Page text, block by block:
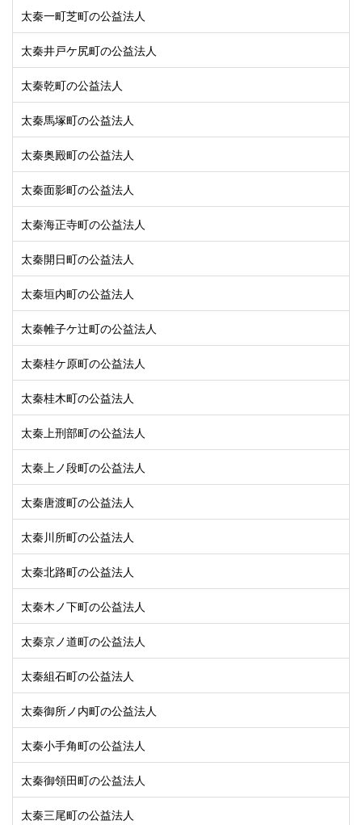
太秦一町芝町の公益法人
太秦井戸ケ尻町の公益法人
太秦乾町の公益法人
太秦馬塚町の公益法人
太秦奥殿町の公益法人
太秦面影町の公益法人
太秦海正寺町の公益法人
太秦開日町の公益法人
太秦垣内町の公益法人
太秦帷子ケ辻町の公益法人
太秦桂ケ原町の公益法人
太秦桂木町の公益法人
太秦上刑部町の公益法人
太秦上ノ段町の公益法人
太秦唐渡町の公益法人
太秦川所町の公益法人
太秦北路町の公益法人
太秦木ノ下町の公益法人
太秦京ノ道町の公益法人
太秦組石町の公益法人
太秦御所ノ内町の公益法人
太秦小手角町の公益法人
太秦御領田町の公益法人
太秦三尾町の公益法人